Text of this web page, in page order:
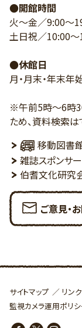
●開館時間
火～金／9:00～
土日祝／10:00
●休館日
月・月末・年末
※午前5時～6時
ため、資料検索
移動図書
雑誌スポンサー
伯耆文化研究
ご意見・
サイトマップ リン
監視カメラ運用ポリ